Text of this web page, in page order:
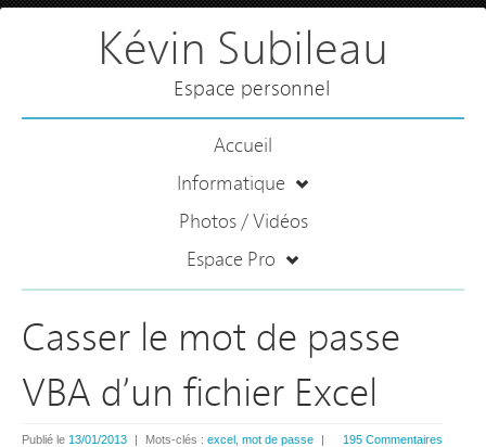
Kévin Subileau
Espace personnel
Accueil
Informatique
Photos / Vidéos
Espace Pro
Casser le mot de passe
VBA d’un fichier Excel
195 Commentaires
Publié le 13/01/2013 | Mots-clés : excel mot de passe |